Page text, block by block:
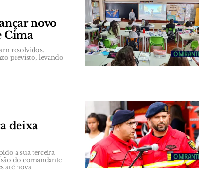
novo
Cima
resolvidos.
previsto, levando
deixa
a sua terceira
do comandante
até nova